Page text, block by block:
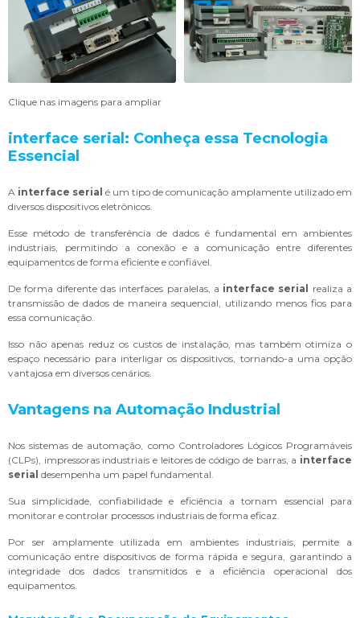
Clique nas imagens para ampliar
interface serial : Conheça essa Tecnologia
Essencial
A interface serial é um tipo de comunicação amplamente utilizado em
diversos dispositivos eletrônicos.
Esse método de transferência de dados é fundamental em ambientes
industriais, permitindo a conexão e a comunicação entre diferentes
equipamentos de forma eficiente e confiável.
De forma diferente das interfaces paralelas, a interface serial
realiza a
transmissão de dados de maneira sequencial, utilizando menos fios para
essa comunicação.
Isso não apenas reduz os custos de instalação, mas também otimiza o
espaço necessário para interligar os dispositivos, tornando-a uma opção
vantajosa em diversos cenários.
Vantagens na Automação Industrial
Nos sistemas de automação, como Controladores Lógicos Programáveis
(CLPs), impressoras industriais e leitores de código de barras, a interface
serial desempenha um papel fundamental.
Sua simplicidade, confiabilidade e eficiência a tornam essencial para
monitorar e controlar processos industriais de forma eficaz.
Por ser amplamente utilizada em ambientes industriais, permite a
comunicação entre dispositivos de forma rápida e segura, garantindo a
integridade dos dados transmitidos e a eficiência operacional dos
equipamentos.